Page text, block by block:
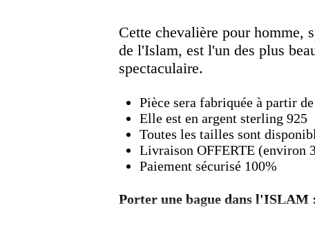
Cette chevalière pour homme,
de l'Islam, est l'un des plus
spectaculaire.
Pièce sera fabriquée à partir
Elle est en argent sterling 925
Toutes les tailles sont
Livraison OFFERTE (environ
Paiement sécurisé 100%
Porter une bague dans l'ISLAM :